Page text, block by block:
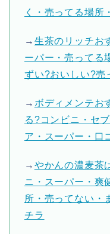
く・売ってる場所
→ 生茶のリッチお
ーパー・売ってる
ずい?おいしい?売
→ ボディメンテお
る?コンビニ・セ
ア・スーパー・口
→ やかんの濃麦茶
ニ・スーパー・爽
所・売ってない・
チラ